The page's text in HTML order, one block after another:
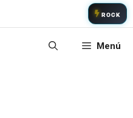
ROCK
Menú